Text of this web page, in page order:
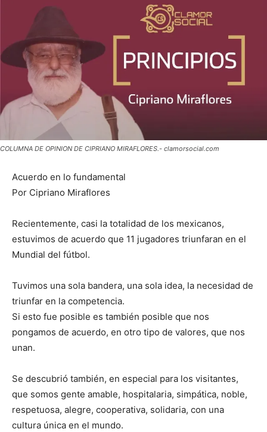
COLUMNA DE OPINION DE CIPRIANO MIRAFLORES.- clamorsocial.com
Acuerdo en lo fundamental
Por Cipriano Miraflores
Recientemente, casi la totalidad de los mexicanos,
estuvimos de acuerdo que 11 jugadores triunfaran en el
Mundial del fútbol.
Tuvimos una sola bandera, una sola idea, la necesidad de
triunfar en la competencia.
Si esto fue posible es también posible que nos
pongamos de acuerdo, en otro tipo de valores, que nos
unan.
Se descubrió también, en especial para los visitantes,
que somos gente amable, hospitalaria, simpática, noble,
respetuosa, alegre, cooperativa, solidaria, con una
cultura única en el mundo.